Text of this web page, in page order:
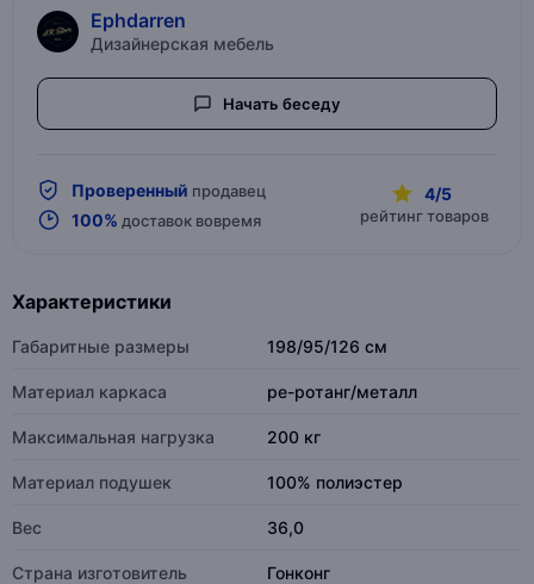
Ephdarren
Дизайнерская мебель
Начать беседу
Проверенный продавец
100% доставок вовремя
4/5
рейтинг товаров
Характеристики
Габаритные размеры 198/95/126 см
Материал каркаса pe-ротанг/металл
Максимальная нагрузка 200 кг
Материал подушек 100% полиэстер
Вес 36,0
Страна изготовитель Гонконг